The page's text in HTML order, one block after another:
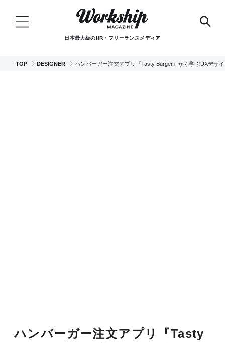
日本最大級のHR・フリーランスメディア
TOP DESIGNER ハンバーガー注文アプリ『Tasty Burger』から学ぶUXデザ
ハンバーガー注文アプリ『Tasty